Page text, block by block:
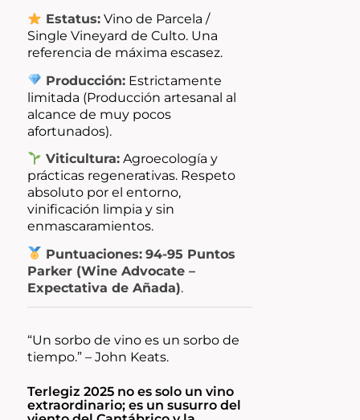
Estatus:Vino de Parcela /
Single Vineyard de Culto. Una
referencia de máxima escasez.
Producción:Estrictamente
limitada (Producción artesanal al
alcance de muy pocos
afortunados).
Viticultura:Agroecología y
prácticas regenerativas. Respeto
absoluto por el entorno,
vinificación limpia y sin
enmascaramientos.
Puntuaciones: 94-95 Puntos
Parker (Wine Advocate –
Expectativa de Añada).
“Un sorbo de vino es un sorbo de
tiempo.”– John Keats.
Terlegiz 2025 no es solo un vino
extraordinario; es un susurro del